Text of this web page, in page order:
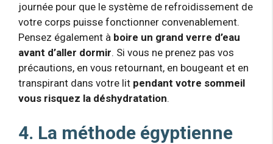
journée pour que le système de refroidissement de
votre corps puisse fonctionner convenablement.
Pensez également à boire un grand verre d’eau
avant d’aller dormir. Si vous ne prenez pas vos
précautions, en vous retournant, en bougeant et en
transpirant dans votre lit pendant votre sommeil
vous risquez la déshydratation.
4. La méthode égyptienne